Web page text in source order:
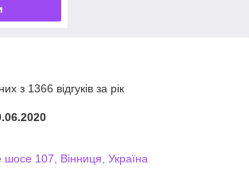
з 1366 відгуків за рік
107, Вінниця, Україна